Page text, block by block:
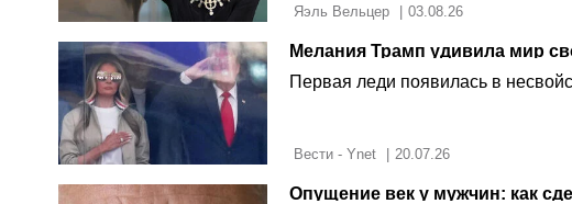
03.08.26
Первая леди появилась в
20.07.26
Опущение век у мужчин: как